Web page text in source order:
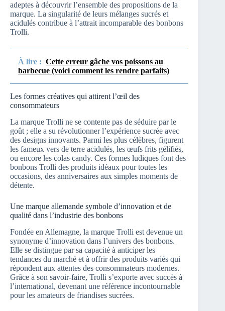
adeptes à découvrir l’ensemble des propositions de la
marque. La singularité de leurs mélanges sucrés et
acidulés contribue à l’attrait incomparable des bonbons
Trolli.
À lire : Cette erreur gâche vos poissons au
barbecue (voici comment les rendre parfaits)
Les formes créatives qui attirent l’œil des
consommateurs
La marque Trolli ne se contente pas de séduire par le
goût ; elle a su révolutionner l’expérience sucrée avec
des designs innovants. Parmi les plus célèbres, figurent
les fameux vers de terre acidulés, les œufs frits gélifiés,
ou encore les colas candy. Ces formes ludiques font des
bonbons Trolli des produits idéaux pour toutes les
occasions, des anniversaires aux simples moments de
détente.
Une marque allemande symbole d’innovation et de
qualité dans l’industrie des bonbons
Fondée en Allemagne, la marque Trolli est devenue un
synonyme d’innovation dans l’univers des bonbons.
Elle se distingue par sa capacité à anticiper les
tendances du marché et à offrir des produits variés qui
répondent aux attentes des consommateurs modernes.
Grâce à son savoir-faire, Trolli s’exporte avec succès à
l’international, devenant une référence incontournable
pour les amateurs de friandises sucrées.